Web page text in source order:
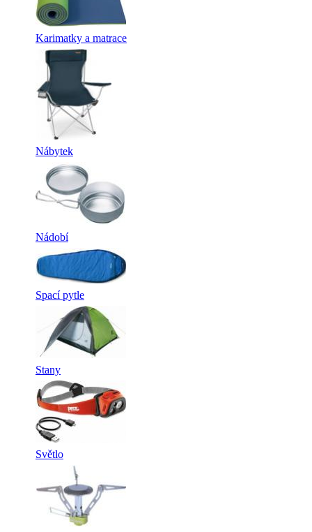
Karimatky a matrace
Nábytek
Nádobí
Spací pytle
Stany
Světlo